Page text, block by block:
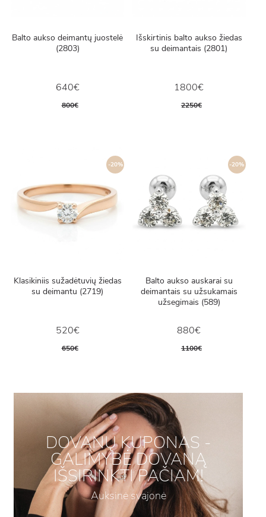
Balto aukso deimantų juostelė
(2803)
640€
800€
Išskirtinis balto aukso žiedas
su deimantais (2801)
1800€
2250€
-20%
Klasikiniis sužadėtuvių žiedas
su deimantu (2719)
520€
650€
-20%
Balto aukso auskarai su
deimantais su užsukamais
užsegimais (589)
880€
1100€
DOVANŲ KUPONAS -
GALIMYBĖ DOVANĄ
IŠSIRINKTI PAČIAM!
Auksinė svajonė